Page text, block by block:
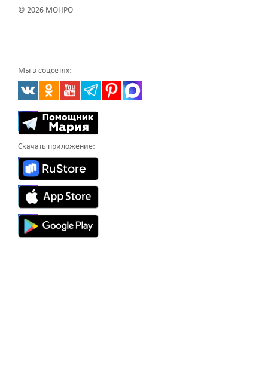
© 2026 МОНРО
Мы в соцсетях:
Скачать приложение: